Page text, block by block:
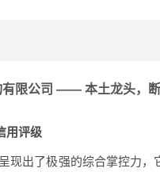
有限公司 —— 本土龙头，
用评级
现出了极强的综合掌控力